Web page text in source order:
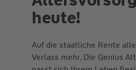
heute!
Auf die staatliche Rente
Verlass mehr. Die Genius